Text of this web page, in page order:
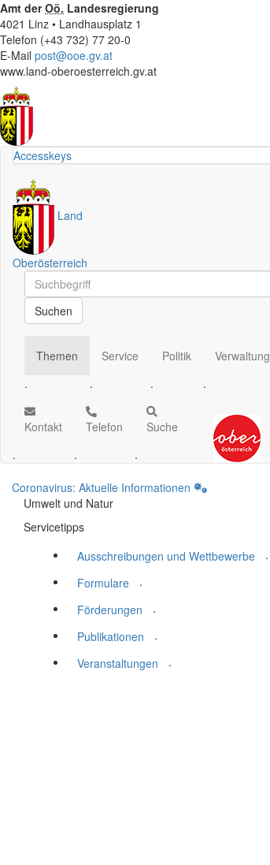
Amt derOö. Landesregierung
4021 Linz • Landhausplatz 1
Telefon (+43 732) 77 20-0
E-Mail post@ooe.gv.at
www.land-oberoesterreich.gv.at
Accesskeys
Land
Oberösterreich
Schnellsuche
Schnellsuche
Suchen
Themen
.
Service
.
Politik
.
Verwaltung
.
Kontakt
.
Telefon
.
Suche
.
Coronavirus: Aktuelle Informationen
Umwelt und Natur
Servicetipps
Ausschreibungen und Wettbewerbe
.
Formulare
.
Förderungen
.
Publikationen
.
Veranstaltungen
.